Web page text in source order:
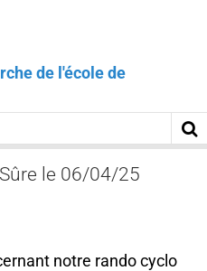
de l'école de
le 06/04/25
notre rando cyclo